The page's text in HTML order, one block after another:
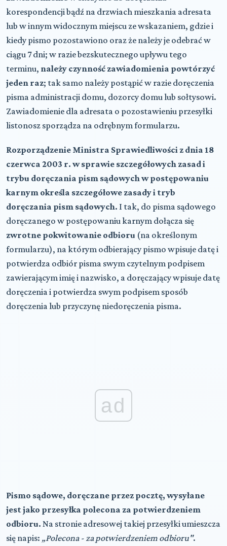
korespondencji bądź na drzwiach mieszkania adresata
lub w innym widocznym miejscu ze wskazaniem, gdzie i
kiedy pismo pozostawiono oraz że należy je odebrać w
ciągu 7 dni; w razie bezskutecznego upływu tego
terminu, należy czynność zawiadomienia powtórzyć
jeden raz; tak samo należy postąpić w razie doręczenia
pisma administracji domu, dozorcy domu lub sołtysowi.
Zawiadomienie dla adresata o pozostawieniu przesyłki
listonosz sporządza na odrębnym formularzu.
Rozporządzenie Ministra Sprawiedliwości z dnia 18
czerwca 2003 r. w sprawie szczegółowych zasad i
trybu doręczania pism sądowych w postępowaniu
karnym określa szczegółowe zasady i tryb
doręczania pism sądowych. I tak, do pisma sądowego
doręczanego w postępowaniu karnym dołącza się
zwrotne pokwitowanie odbioru (na określonym
formularzu), na którym odbierający pismo wpisuje datę i
potwierdza odbiór pisma swym czytelnym podpisem
zawierającym imię i nazwisko, a doręczający wpisuje datę
doręczenia i potwierdza swym podpisem sposób
doręczenia lub przyczynę niedoręczenia pisma.
ad
Pismo sądowe, doręczane przez pocztę, wysyłane
jest jako przesyłka polecona za potwierdzeniem
odbioru. Na stronie adresowej takiej przesyłki umieszcza
się napis: „Polecona - za potwierdzeniem odbioru".